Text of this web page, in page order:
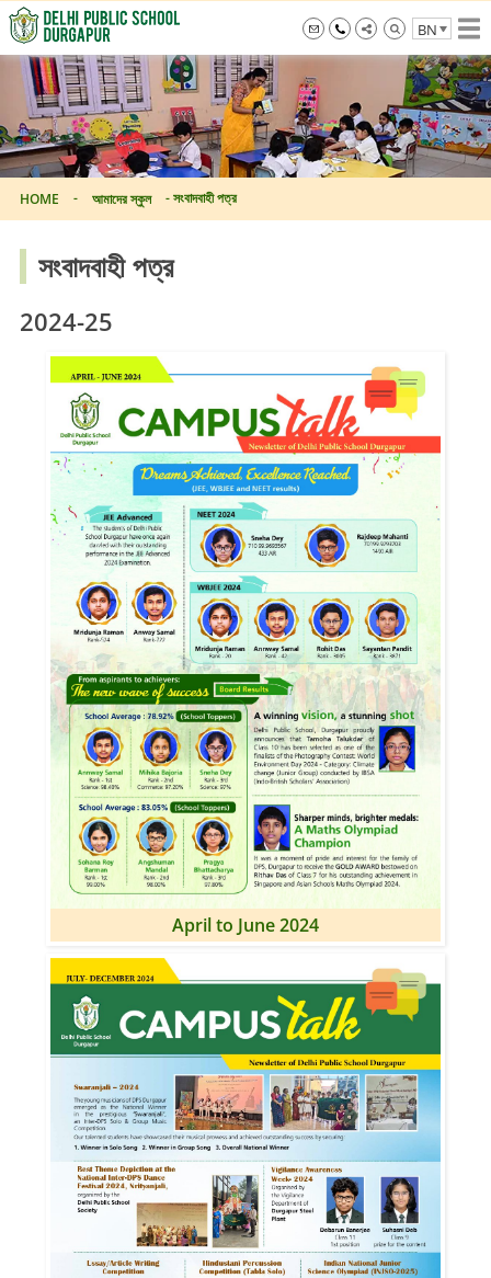
Skip
to
the
content
info@dpsdurgapur.com
+919007795297
BN
Delhi
Public
School
Durgapur
HOME - আমাদের স্কুল -সংবাদবাহী পত্র
সংবাদবাহী পত্র
2024-25
April to June 2024